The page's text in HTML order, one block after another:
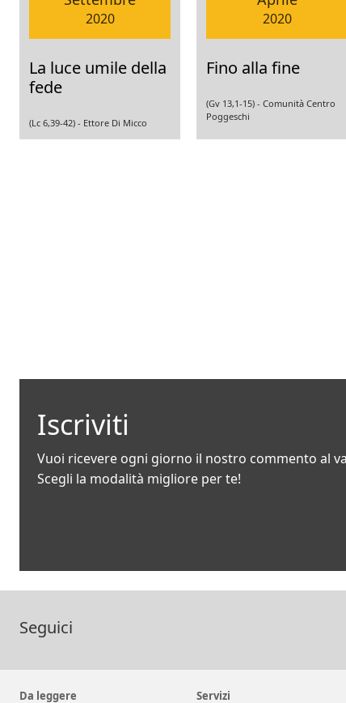
2020
La luce umile della
fede
(Lc 6,39-42) - Ettore Di Micco
2020
Fino alla fine
(Gv 13,1-15) -Comunità Centro
Poggeschi
Iscriviti
Vuoi ricevere ogni giorno il nostro commento al
Scegli la modalità migliore per te!
Seguici
Da leggere Servizi